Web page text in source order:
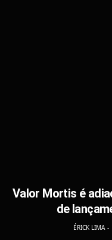
Valor Mortis é
de
ÉRICK LIMA